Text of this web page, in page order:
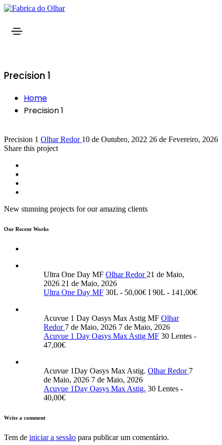
Precision 1
Home
Precision 1
Precision 1 Olhar Redor 10 de Outubro, 2022 26 de Fevereiro, 2026
Share this project
New stunning projects for our amazing clients
Our Recent Works
Ultra One Day MF Olhar Redor 21 de Maio,
2026 21 de Maio, 2026
Ultra One Day MF 30L - 50,00€ I 90L - 141,00€
Acuvue 1 Day Oasys Max Astig MF Olhar
Redor 7 de Maio, 2026 7 de Maio, 2026
Acuvue 1 Day Oasys Max Astig MF 30 Lentes -
47,00€
Acuvue 1Day Oasys Max Astig. Olhar Redor 7
de Maio, 2026 7 de Maio, 2026
Acuvue 1Day Oasys Max Astig. 30 Lentes -
40,00€
Write a comment
Tem de iniciar a sessão para publicar um comentário.